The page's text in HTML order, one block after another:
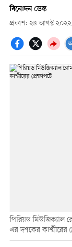
বিনোদন ডেস্ক
প্রকাশ: ২৪ আগস্ট
পিরিয়ড মিউজিক্যাল
এর দশকের কাশ্মীরের